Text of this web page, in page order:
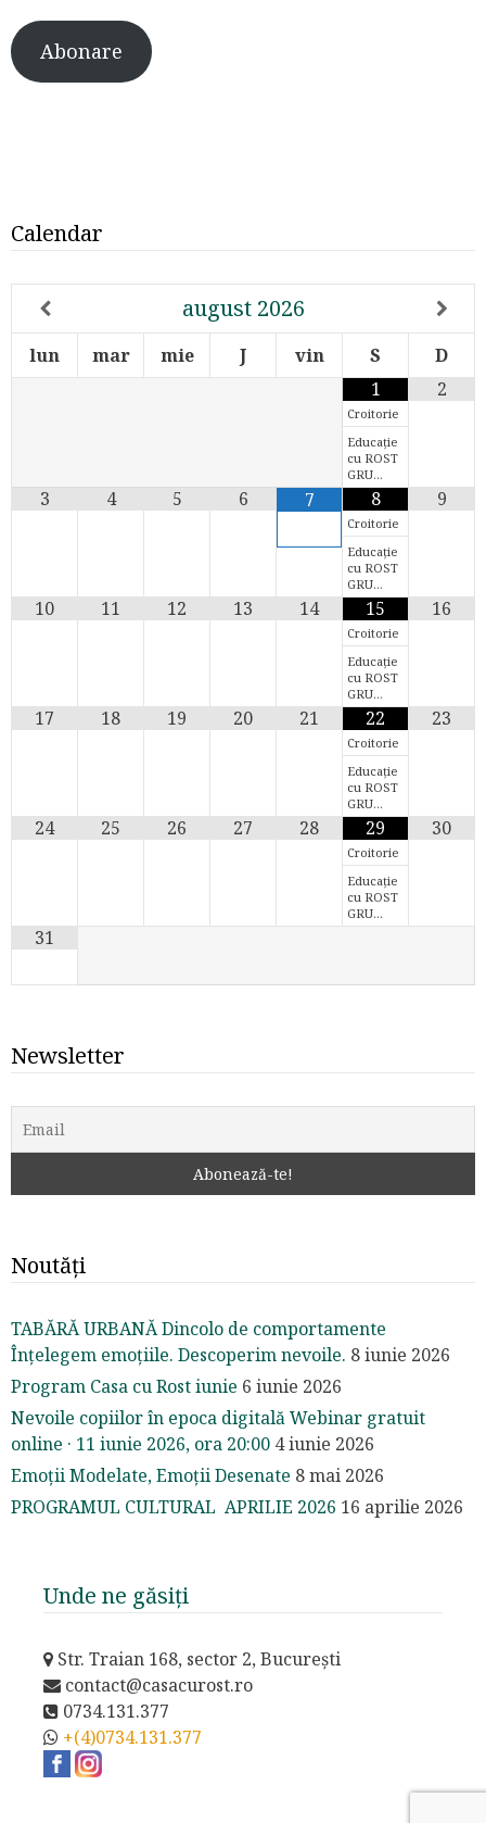
Abonare
Calendar
august 2026
lun mar mie J vin S
D
1
Croitorie
Educație
cu ROST
GRU…
2
3 4 5 6 7 8
Croitorie
Educație
cu ROST
GRU…
9
10 11 12 13 14 15
Croitorie
Educație
cu ROST
GRU…
16
17 18 19 20 21 22
Croitorie
Educație
cu ROST
GRU…
23
24 25 26 27 28 29
Croitorie
Educație
cu ROST
GRU…
30
31
Newsletter
Noutăți
TABĂRĂ URBANĂ Dincolo de comportamente
Înțelegem emoțiile. Descoperim nevoile. 8 iunie 2026
Program Casa cu Rost iunie 6 iunie 2026
Nevoile copiilor în epoca digitală Webinar gratuit
online · 11 iunie 2026, ora 20:00 4 iunie 2026
Emoții Modelate, Emoții Desenate 8 mai 2026
PROGRAMUL CULTURAL APRILIE 2026 16 aprilie 2026
Unde ne găsiți
Str. Traian 168, sector 2, București
contact@casacurost.ro
0734.131.377
+(4)0734.131.377